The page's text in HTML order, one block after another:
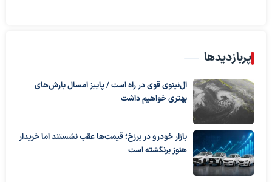
پربازدیدها
ال‌نینوی قوی در راه است / پاییز امسال بارش‌های
بهتری خواهیم داشت
بازار خودرو در برزخ؛ قیمت‌ها عقب نشستند اما خریدار
هنوز برنگشته است